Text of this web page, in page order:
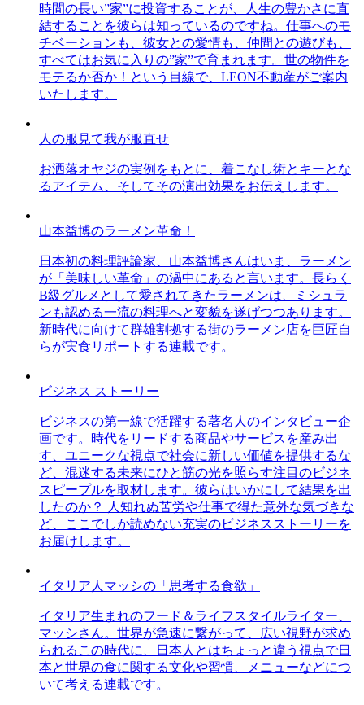
時間の長い”家”に投資することが、人生の豊かさに直
結することを彼らは知っているのですね。仕事へのモ
チベーションも、彼女との愛情も、仲間との遊びも、
すべてはお気に入りの”家”で育まれます。世の物件を
モテるか否か！という目線で、LEON不動産がご案内
いたします。
人の服見て我が服直せ
お洒落オヤジの実例をもとに、着こなし術とキーとな
るアイテム、そしてその演出効果をお伝えします。
山本益博のラーメン革命！
日本初の料理評論家、山本益博さんはいま、ラーメン
が「美味しい革命」の渦中にあると言います。長らく
B級グルメとして愛されてきたラーメンは、ミシュラ
ンも認める一流の料理へと変貌を遂げつつあります。
新時代に向けて群雄割拠する街のラーメン店を巨匠自
らが実食リポートする連載です。
ビジネス ストーリー
ビジネスの第一線で活躍する著名人のインタビュー企
画です。時代をリードする商品やサービスを産み出
す、ユニークな視点で社会に新しい価値を提供するな
ど、混迷する未来にひと筋の光を照らす注目のビジネ
スピープルを取材します。彼らはいかにして結果を出
したのか？ 人知れぬ苦労や仕事で得た意外な気づきな
ど、ここでしか読めない充実のビジネスストーリーを
お届けします。
イタリア人マッシの「思考する食欲」
イタリア生まれのフード＆ライフスタイルライター、
マッシさん。世界が急速に繋がって、広い視野が求め
られるこの時代に、日本人とはちょっと違う視点で日
本と世界の食に関する文化や習慣、メニューなどにつ
いて考える連載です。